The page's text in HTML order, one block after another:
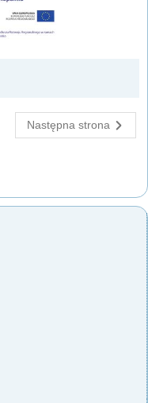
Następna strona